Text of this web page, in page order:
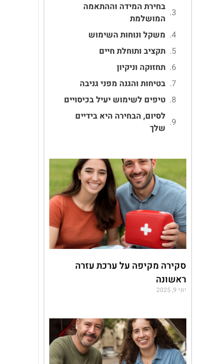
בחירת המידה וההתאמה
המושלמת
משקל ונוחות השימוש
תקציב ותוחלת חיים
תחזוקה וניקיון
בטיחות והגנה מפני גניבה
טיפים לשימוש יעיל בכיסויים
לסיום, הבחירה היא בידיים
שלך
סקירה מקיפה על ערכת עזרה
ראשונה
יוני 9, 2025